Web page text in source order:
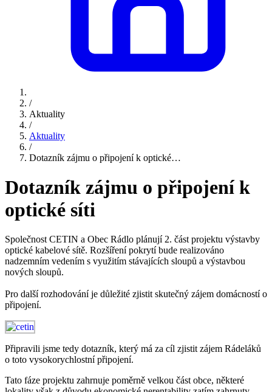
/
Aktuality
/
Aktuality
/
Dotazník zájmu o připojení k optické…
Dotazník zájmu o připojení k
optické síti
Společnost CETIN a Obec Rádlo plánují 2. část projektu výstavby
optické kabelové sítě. Rozšíření pokrytí bude realizováno
nadzemním vedením s využitím stávajících sloupů a výstavbou
nových sloupů.
Pro další rozhodování je důležité zjistit skutečný zájem domácností o
připojení.
Připravili jsme tedy dotazník, který má za cíl zjistit zájem Rádeláků
o toto vysokorychlostní připojení.
Tato fáze projektu zahrnuje poměrně velkou část obce, některé